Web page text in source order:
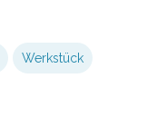
Werkstück